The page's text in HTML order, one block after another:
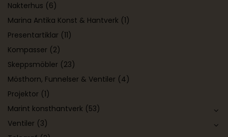
Nakterhus (6)
Marina Antika Konst & Hantverk (1)
Presentartiklar (11)
Kompasser (2)
Skeppsmöbler (23)
Mösthorn, Funnelser & Ventiler (4)
Projektor (1)
Marint konsthantverk (53)
Ventiler (3)